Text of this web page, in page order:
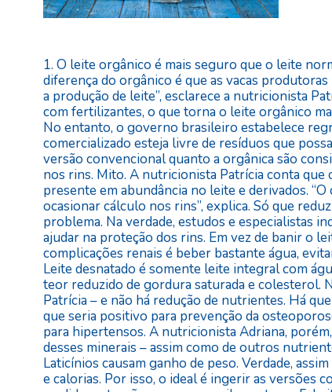
1. O leite orgânico é mais seguro que o leite
diferença do orgânico é que as vacas
a produção de leite”, esclarece a nutricionista
com fertilizantes, o que torna o leite orgânico
No entanto, o governo brasileiro estabelece
comercializado esteja livre de resíduos que
versão convencional quanto a orgânica são
nos rins. Mito. A nutricionista Patrícia conta que
presente em abundância no leite e derivados.
ocasionar cálculo nos rins”, explica. Só que
problema. Na verdade, estudos e especialistas
ajudar na proteção dos rins. Em vez de banir o
complicações renais é beber bastante água,
Leite desnatado é somente leite integral com
teor reduzido de gordura saturada e colesterol.
Patrícia – e não há redução de nutrientes. Há
que seria positivo para prevenção da
para hipertensos. A nutricionista Adriana,
desses minerais – assim como de outros
Laticínios causam ganho de peso. Verdade,
e calorias. Por isso, o ideal é ingerir as versões